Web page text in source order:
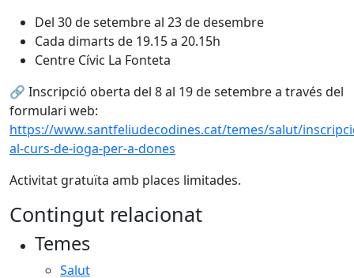
Del 30 de setembre al 23 de desembre
Cada dimarts de 19.15 a 20.15h
Centre Cívic La Fonteta
🔗 Inscripció oberta del 8 al 19 de setembre a través del
formulari web:
https://www.santfeliudecodines.cat/temes/salut/
al-curs-de-ioga-per-a-dones
Activitat gratuïta amb places limitades.
Contingut relacionat
Temes
Salut